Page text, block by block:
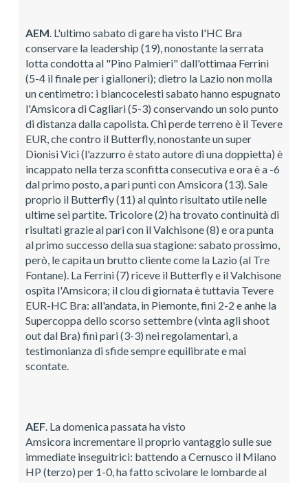
AEM . L'ultimo sabato di gare ha visto l'HC Bra
conservare la leadership (19), nonostante la serrata
lotta condotta al "Pino Palmieri" dall'ottimaa Ferrini
(5-4 il finale per i gialloneri); dietro la Lazio non molla
un centimetro: i biancocelesti sabato hanno espugnato
l'Amsicora di Cagliari (5-3) conservando un solo punto
di distanza dalla capolista. Chi perde terreno è il Tevere
EUR, che contro il Butterfly, nonostante un super
Dionisi Vici (l'azzurro è stato autore di una doppietta) è
incappato nella terza sconfitta consecutiva e ora è a -6
dal primo posto, a pari punti con Amsicora (13). Sale
proprio il Butterfly (11) al quinto risultato utile nelle
ultime sei partite. Tricolore (2) ha trovato continuità di
risultati grazie al pari con il Valchisone (8) e ora punta
al primo successo della sua stagione: sabato prossimo,
però, le capita un brutto cliente come la Lazio (al Tre
Fontane). La Ferrini (7) riceve il Butterfly e il Valchisone
ospita l'Amsicora; il clou di giornata è tuttavia Tevere
EUR-HC Bra: all'andata, in Piemonte, finì 2-2 e anhe la
Supercoppa dello scorso settembre (vinta agli shoot
out dal Bra) finì pari (3-3) nei regolamentari, a
testimonianza di sfide sempre equilibrate e mai
scontate.
AEF . La domenica passata ha visto
Amsicora incrementare il proprio vantaggio sulle sue
immediate inseguitrici: battendo a Cernusco il Milano
HP (terzo) per 1-0, ha fatto scivolare le lombarde al